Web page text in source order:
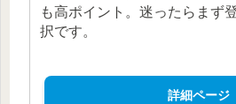
も高ポイント。迷ったらまず
択です。
詳細ページ